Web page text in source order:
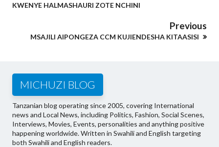
KWENYE HALMASHAURI ZOTE NCHINI
Previous
MSAJILI AIPONGEZA CCM KUJIENDESHA KITAASISI
MICHUZI BLOG
Tanzanian blog operating since 2005, covering International
news and Local News, including Politics, Fashion, Social Scenes,
Interviews, Movies, Events, personalities and anything positive
happening worldwide. Written in Swahili and English targeting
both Swahili and English readers.